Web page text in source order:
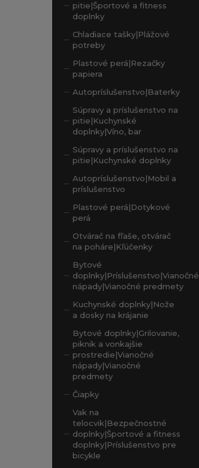
pitie|Športové a fitness
doplnky
Chladiace tašky|Plážové
potreby
Plastové perá|Rezačky
papiera
Autopríslušenstvo|Baterky
Súpravy a príslušenstvo na
pitie|Kuchynské
doplnky|Víno, bar
Súpravy a príslušenstvo na
pitie|Kuchynské doplnky
Autopríslušenstvo|Mobil a
príslušenstvo
Plastové perá|Dotykové
perá
Otvárač na fľaše, otvárač
na poháre|Kľúčenky
Bytové
doplnky|Príslušenstvo|Vianočné
nápady|Vianočné predmety
Kuchynské doplnky|Nože
a dosky na krájanie
Bytové doplnky|Grilovanie,
piknik a vonkajšie
prostredie|Vianočné
nápady|Vianočné
predmety
Čiapky
Vak na
telocvik|Bezpečnostné
doplnky|Športové a fitness
doplnky|Príslušenstvo pre
bicykle